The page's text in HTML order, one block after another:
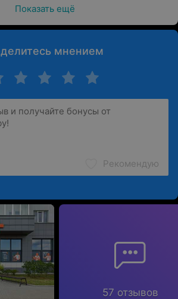
Показать ещё
мнением
Рекомендую
57 отзывов